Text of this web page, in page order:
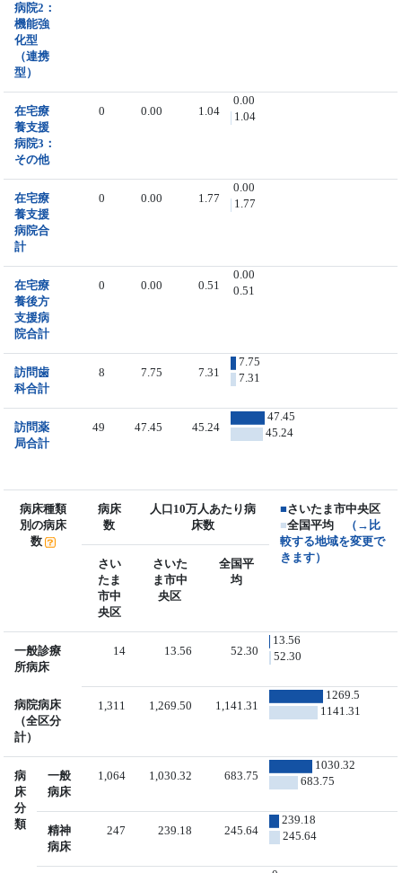
病院2：
機能強
化型
（連携
型）
在宅療
養支援
病院3：
その他
0 0.00 1.04
0.00
1.04
在宅療
養支援
病院合
計
0 0.00 1.77
0.00
1.77
在宅療
養後方
支援病
院合計
0 0.00 0.51
0.00
0.51
訪問歯
科合計
8 7.75 7.31
7.75
7.31
訪問薬
局合計
49 47.45 45.24
47.45
45.24
病床種類
別の病床
数
病床
数
人口10万人あたり病
床数
■さいたま市中央区
■全国平均
（→比
較する地域を変更で
きます）
さい
たま
市中
央区
さいた
ま市中
央区
全国平
均
一般診療
所病床
14 13.56 52.30
13.56
52.30
病院病床
（全区分
計）
1,311 1,269.50 1,141.31
1269.5
1141.31
病
床
分
類
一般
病床
1,064 1,030.32 683.75
1030.32
683.75
精神
病床
247 239.18 245.64
239.18
245.64